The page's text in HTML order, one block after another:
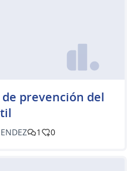
prevención del
1 0